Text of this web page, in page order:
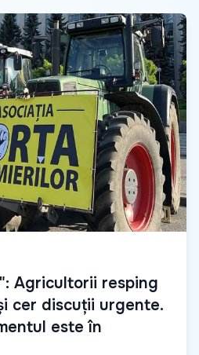
Agricultorii resping
cer discuții urgente.
este în